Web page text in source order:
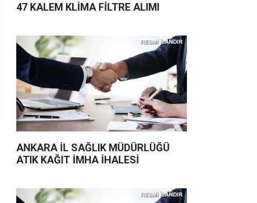
47 KALEM KLİMA FİLTRE ALIMI
ANKARA İL SAĞLIK MÜDÜRLÜĞÜ
ATIK KAĞIT İMHA İHALESİ